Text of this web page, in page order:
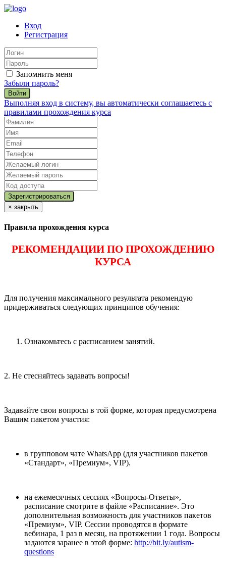
Вход
Регистрация
Запомнить меня
Забыли пароль?
Войти
Выполняя вход в систему, вы автоматически соглашаетесь с
правилами прохождения курса
× закрыть
Правила прохождения курса
РЕКОМЕНДАЦИИ ПО ПРОХОЖДЕНИЮ
КУРСА
Для получения максимального результата рекомендую
придерживаться следующих принципов обучения:
Ознакомьтесь с расписанием занятий.
2. Не стесняйтесь задавать вопросы!
Задавайте свои вопросы в той форме, которая предусмотрена
Вашим пакетом участия:
в групповом чате WhatsApp (для участников пакетов
«Стандарт», «Премиум», VIP).
на ежемесячных сессиях «Вопросы-Ответы»,
расписание смотрите в файле «Расписание». Это
дополнительная возможность для участников пакетов
«Премиум», VIP. Сессии проводятся в формате
вебинара, 1 раз в месяц, на протяжении 1 года. Вопросы
задаются заранее в этой форме: http://bit.ly/autism-
questions